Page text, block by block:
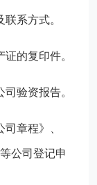
系方式。
的复印件。
验资报告。
章程》、
公司登记申